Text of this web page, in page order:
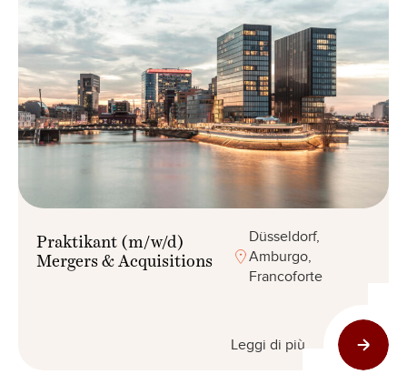
Praktikant (m/w/d)
Mergers & Acquisitions
Düsseldorf,
Amburgo,
Francoforte
Leggi di più